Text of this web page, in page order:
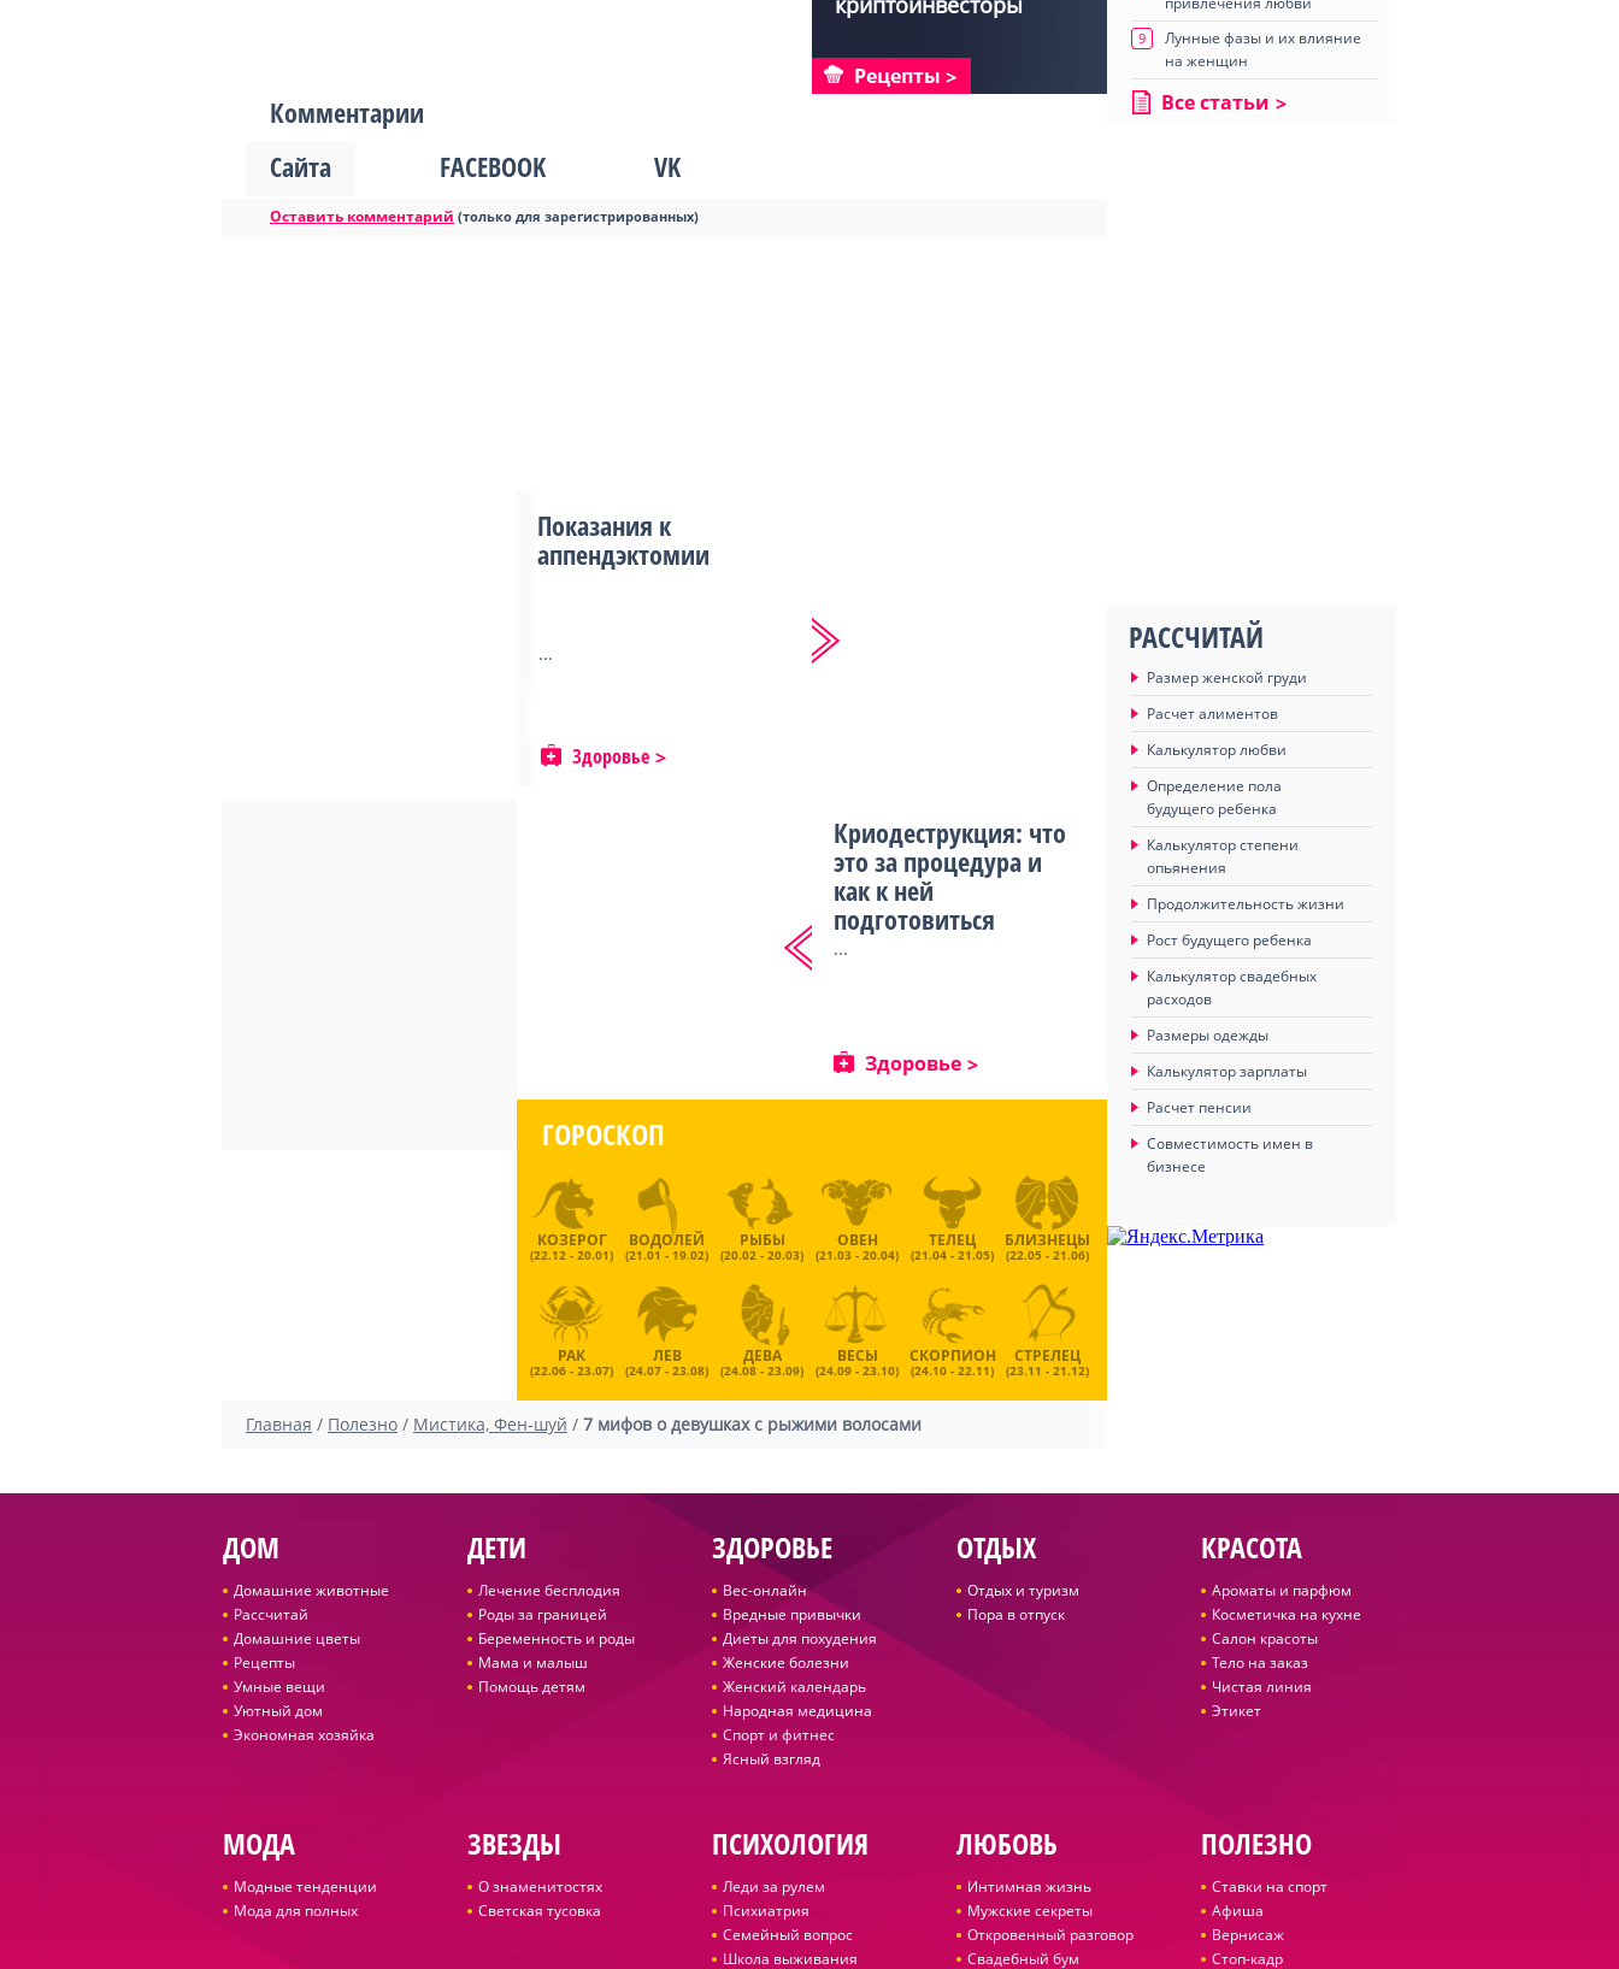
Рецепты
Комментарии
Сайта
FACEBOOK VK
Оставить комментарий (только для зарегистрированных)
Показания к
аппендэктомии
...
Здоровье
Криодеструкция: что
это за процедура и
как к ней
подготовиться
...
Здоровье
ГОРОСКОП
КОЗЕРОГ
(22.12 - 20.01)
ВОДОЛЕЙ
(21.01 - 19.02)
РЫБЫ
(20.02 - 20.03)
ОВЕН
(21.03 - 20.04)
ТЕЛЕЦ
(21.04 - 21.05)
БЛИЗНЕЦЫ
(22.05 - 21.06)
РАК
(22.06 - 23.07)
ЛЕВ
(24.07 - 23.08)
ДЕВА
(24.08 - 23.09)
ВЕСЫ
(24.09 - 23.10)
СКОРПИОН
(24.10 - 22.11)
СТРЕЛЕЦ
(23.11 - 21.12)
Главная / Полезно / Мистика, Фен-шуй / 7 мифов о девушках с рыжими волосами
9
Лунные фазы и их влияние
на женщин
Все статьи
РАССЧИТАЙ
Размер женской груди
Расчет алиментов
Калькулятор любви
Определение пола
будущего ребенка
Калькулятор степени
опьянения
Продолжительность жизни
Рост будущего ребенка
Калькулятор свадебных
расходов
Размеры одежды
Калькулятор зарплаты
Расчет пенсии
Совместимость имен в
бизнесе
ДОМ
Домашние животные
Рассчитай
Домашние цветы
Рецепты
Умные вещи
Уютный дом
Экономная хозяйка
ДЕТИ
Лечение бесплодия
Роды за границей
Беременность и роды
Мама и малыш
Помощь детям
ЗДОРОВЬЕ
Вес-онлайн
Вредные привычки
Диеты для похудения
Женские болезни
Женский календарь
Народная медицина
Спорт и фитнес
Ясный взгляд
ОТДЫХ
Отдых и туризм
Пора в отпуск
КРАСОТА
Ароматы и парфюм
Косметичка на кухне
Салон красоты
Тело на заказ
Чистая линия
Этикет
МОДА
Модные тенденции
Мода для полных
ЗВЕЗДЫ
О знаменитостях
Светская тусовка
ПСИХОЛОГИЯ
Леди за рулем
Психиатрия
Семейный вопрос
Школа выживания
ЛЮБОВЬ
Интимная жизнь
Мужские секреты
Откровенный разговор
Свадебный бум
ПОЛЕЗНО
Ставки на спорт
Афиша
Вернисаж
Стоп-кадр